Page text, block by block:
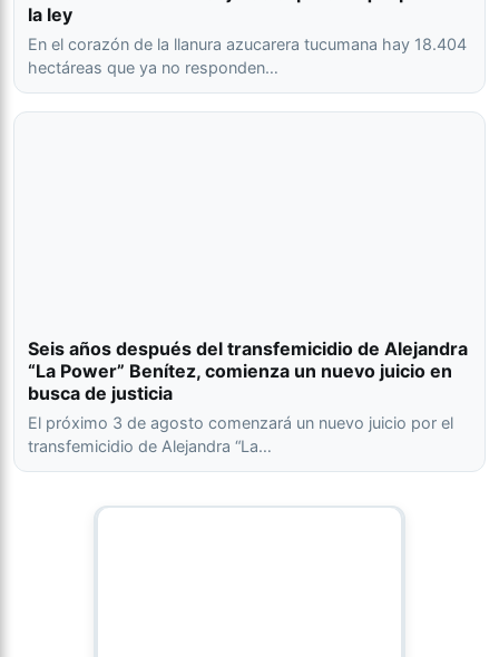
la ley
En el corazón de la llanura azucarera tucumana hay 18.404
hectáreas que ya no responden…
Seis años después del transfemicidio de Alejandra
“La Power” Benítez, comienza un nuevo juicio en
busca de justicia
El próximo 3 de agosto comenzará un nuevo juicio por el
transfemicidio de Alejandra “La…